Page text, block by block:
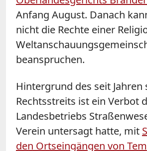
Anfang August. Danach
nicht die Rechte einer
beanspruchen.
Hintergrund des seit Jahren
Rechtsstreits ist ein Verbot
Landesbetriebs
Verein untersagt hatte, mit
den Ortseingängen von